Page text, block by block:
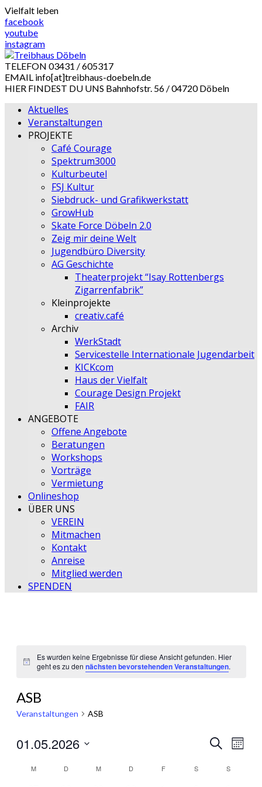
Skip
to
content
Vielfalt leben
facebook
youtube
instagram
TELEFON 03431 / 605317
EMAIL info[at]treibhaus-doebeln.de
HIER FINDEST DU UNS Bahnhofstr. 56 / 04720 Döbeln
Aktuelles
Veranstaltungen
PROJEKTE
Café Courage
Spektrum3000
Kulturbeutel
FSJ Kultur
Siebdruck- und Grafikwerkstatt
GrowHub
Skate Force Döbeln 2.0
Zeig mir deine Welt
Jugendbüro Diversity
AG Geschichte
Theaterprojekt “Isay Rottenbergs
Zigarrenfabrik”
Kleinprojekte
creativ.café
Archiv
WerkStadt
Servicestelle Internationale Jugendarbeit
KICKcom
Haus der Vielfalt
Courage Design Projekt
FAIR
ANGEBOTE
Offene Angebote
Beratungen
Workshops
Vorträge
Vermietung
Onlineshop
ÜBER UNS
VEREIN
Mitmachen
Kontakt
Anreise
Mitglied werden
SPENDEN
Hinweis
Es wurden keine Ergebnisse für diese Ansicht gefunden. Hier
geht es zu den nächsten bevorstehenden Veranstaltungen.
ASB
Veranstaltungen ASB
Suche
Suche
Monat
01.05.2026
wählen.
Kalender
M MONTAGDDIENSTAG
M MITTWOCH
D DONNERSTAG
F SSAMSTAGS